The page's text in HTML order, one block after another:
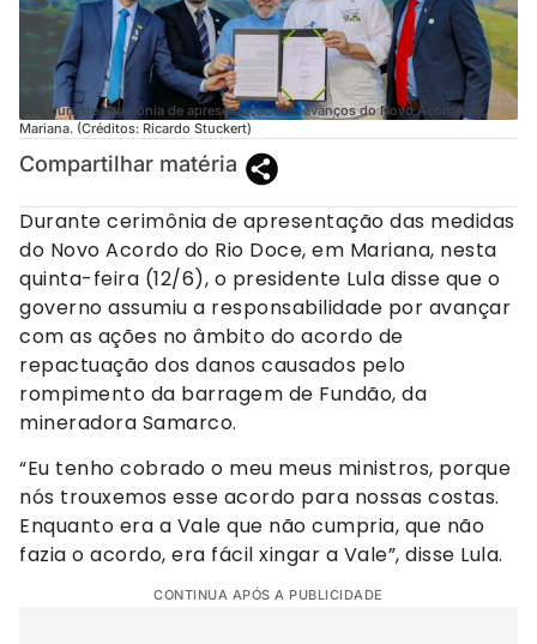
Lula durante cerimônia de apresentação dos avanços do Novo Acordo de
Mariana. (Créditos: Ricardo Stuckert)
Compartilhar matéria
Durante cerimônia de apresentação das medidas
do Novo Acordo do Rio Doce, em Mariana, nesta
quinta-feira (12/6), o presidente Lula disse que o
governo assumiu a responsabilidade por avançar
com as ações no âmbito do acordo de
repactuação dos danos causados pelo
rompimento da barragem de Fundão, da
mineradora Samarco.
“Eu tenho cobrado o meu meus ministros, porque
nós trouxemos esse acordo para nossas costas.
Enquanto era a Vale que não cumpria, que não
fazia o acordo, era fácil xingar a Vale”, disse Lula.
CONTINUA APÓS A PUBLICIDADE